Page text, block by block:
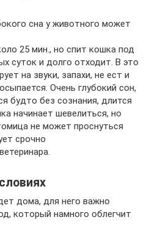
сна у животного может
25 мин., но спит кошка под
суток и долго отходит. В это
на звуки, запахи, не ест и
Очень глубокий сон,
будто без сознания, длится
начинает шевелиться, но
не может проснуться
срочно
дома, для него важно
который намного облегчит